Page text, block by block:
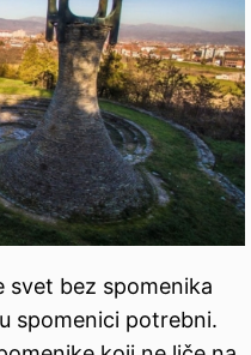
svet bez spomenika
spomenici potrebni.